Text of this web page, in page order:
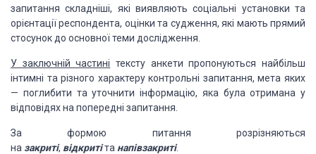
запитання складніші, які виявляють соціальні установки та
орієнтації респондента, оцінки та судження, які мають прямий
стосунок до основної теми дослідження.
У заключній частині тексту анкети пропонуються найбільш
інтимні та різного характеру контрольні запитання, мета яких
— поглибити та уточнити інформацію, яка була отримана у
відповідях на попередні запитання.
За формою питання розрізняються
на закриті, відкритіта напівзакриті.